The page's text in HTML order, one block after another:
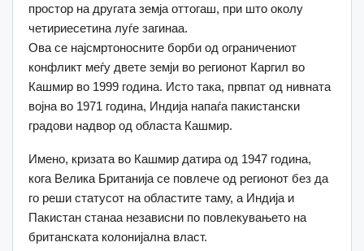
простор на другата земја оттогаш, при што околу
четириесетина луѓе загинаа.
Ова се најсмртоносните борби од ограничениот
конфликт меѓу двете земји во регионот Каргил во
Кашмир во 1999 година. Исто така, првпат од нивната
војна во 1971 година, Индија напаѓа пакистански
градови надвор од областа Кашмир.
Имено, кризата во Кашмир датира од 1947 година,
кога Велика Британија се повлече од регионот без да
го реши статусот на областите таму, а Индија и
Пакистан станаа независни по повлекувањето на
британската колонијална власт.